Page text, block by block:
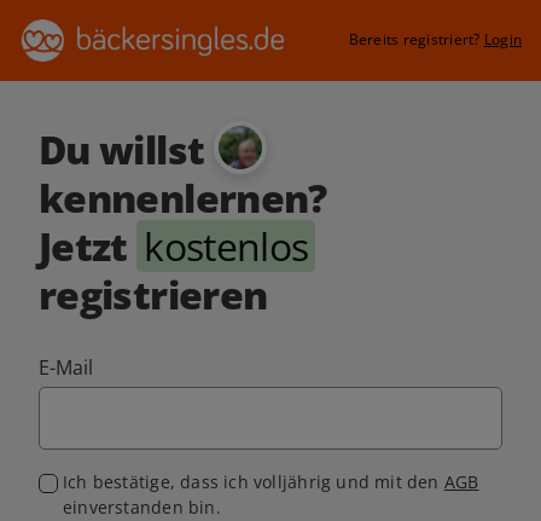
Bereits registriert? Login
Du willst
kennenlernen?
Jetzt kostenlos
registrieren
E-Mail
Ich bestätige, dass ich volljährig und mit den AGB
einverstanden bin.